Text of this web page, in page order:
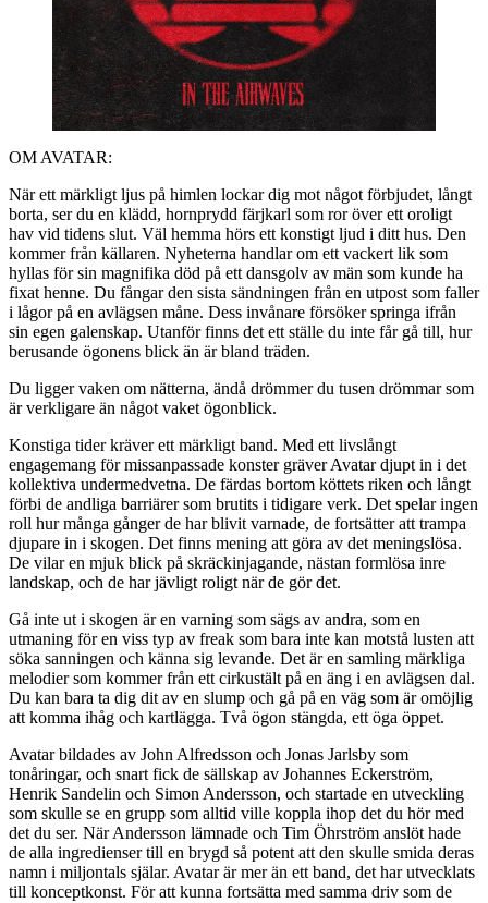
OM AVATAR:
När ett märkligt ljus på himlen lockar dig mot något förbjudet, långt
borta, ser du en klädd, hornprydd färjkarl som ror över ett oroligt
hav vid tidens slut. Väl hemma hörs ett konstigt ljud i ditt hus. Den
kommer från källaren. Nyheterna handlar om ett vackert lik som
hyllas för sin magnifika död på ett dansgolv av män som kunde ha
fixat henne. Du fångar den sista sändningen från en utpost som faller
i lågor på en avlägsen måne. Dess invånare försöker springa ifrån
sin egen galenskap. Utanför finns det ett ställe du inte får gå till, hur
berusande ögonens blick än är bland träden.
Du ligger vaken om nätterna, ändå drömmer du tusen drömmar som
är verkligare än något vaket ögonblick.
Konstiga tider kräver ett märkligt band. Med ett livslångt
engagemang för missanpassade konster gräver Avatar djupt in i det
kollektiva undermedvetna. De färdas bortom köttets riken och långt
förbi de andliga barriärer som brutits i tidigare verk. Det spelar ingen
roll hur många gånger de har blivit varnade, de fortsätter att trampa
djupare in i skogen. Det finns mening att göra av det meningslösa.
De vilar en mjuk blick på skräckinjagande, nästan formlösa inre
landskap, och de har jävligt roligt när de gör det.
Gå inte ut i skogen är en varning som sägs av andra, som en
utmaning för en viss typ av freak som bara inte kan motstå lusten att
söka sanningen och känna sig levande. Det är en samling märkliga
melodier som kommer från ett cirkustält på en äng i en avlägsen dal.
Du kan bara ta dig dit av en slump och gå på en väg som är omöjlig
att komma ihåg och kartlägga. Två ögon stängda, ett öga öppet.
Avatar bildades av John Alfredsson och Jonas Jarlsby som
tonåringar, och snart fick de sällskap av Johannes Eckerström,
Henrik Sandelin och Simon Andersson, och startade en utveckling
som skulle se en grupp som alltid ville koppla ihop det du hör med
det du ser. När Andersson lämnade och Tim Öhrström anslöt hade
de alla ingredienser till en brygd så potent att den skulle smida deras
namn i miljontals själar. Avatar är mer än ett band, det har utvecklats
till konceptkonst. För att kunna fortsätta med samma driv som de